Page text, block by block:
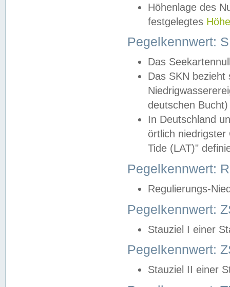
Höhenlage des
festgelegtes
Pegelkennwert:
Das
Das SKN
deutschen
In Deutschland
örtlich
Tide (LAT)"
Pegelkennwert:
Regulierungs-
Pegelkennwert:
Stauziel I einer
Pegelkennwert:
Stauziel II einer